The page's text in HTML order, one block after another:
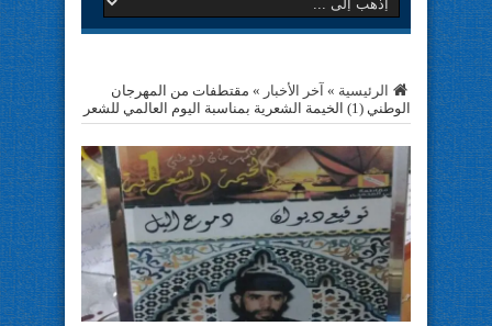
الرئيسية » آخر الأخبار » مقتطفات من المهرجان
الوطني (1) الخيمة الشعرية بمناسبة اليوم العالمي للشعر